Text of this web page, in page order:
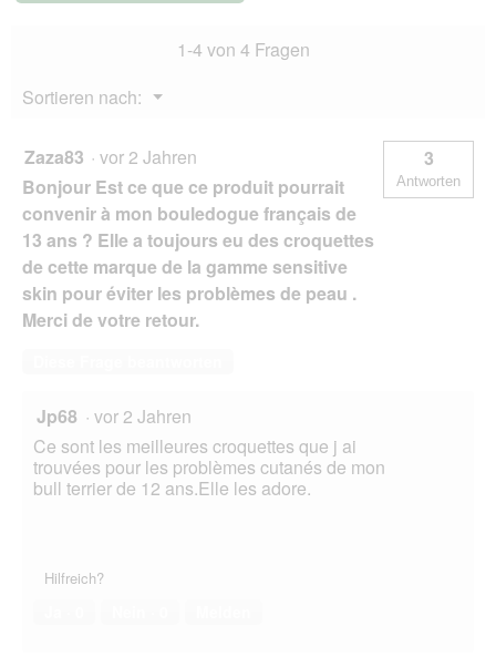
Vitality
Huhn
14
kg
1-4 von 4 Fragen
Sortieren nach:
▼
Menü
Zaza83 · vor 2 Jahren
Bonjour Est ce que ce produit pourrait
convenir à mon bouledogue français de
13 ans ? Elle a toujours eu des croquettes
de cette marque de la gamme sensitive
skin pour éviter les problèmes de peau .
Merci de votre retour.
3
Antworten
Jp68 · vor 2 Jahren
Ce sont les meilleures croquettes que j ai
trouvées pour les problèmes cutanés de mon
bull terrier de 12 ans.Elle les adore.
Hilfreich?